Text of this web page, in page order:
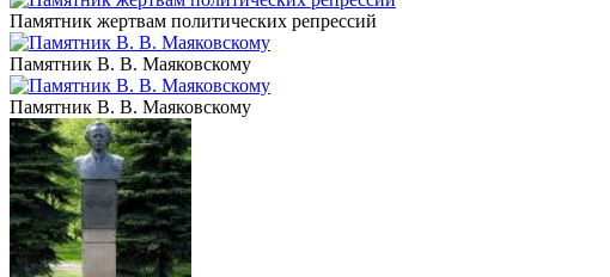
Памятник жертвам политических репрессий
Памятник В. В. Маяковскому
Памятник В. В. Маяковскому